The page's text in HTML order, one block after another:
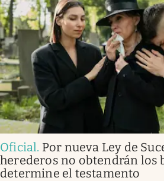
Oficial. Por nueva Ley de
herederos no obtendrán los
determine el testamento